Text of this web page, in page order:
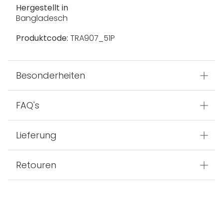
Hergestellt in
Bangladesch
Produktcode: TRA907_51P
Besonderheiten
FAQ's
Lieferung
Retouren